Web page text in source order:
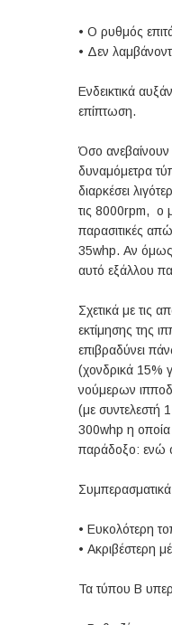
• Ο ρυθμός
• Δεν
Ενδεικτικά
επίπτωση.
Όσο ανεβαίνουν
δυναμόμετρα
διαρκέσει
τις 8000rpm, o
παρασιτικές
35whp. Αν όμως
αυτό εξάλλου
Σχετικά με τις
εκτίμησης της
επιβραδύνει
(χονδρικά 15%
νούμερων
(με συντελεστή
300whp η οποία
παράδοξο: ενώ
• Ευκολότερη
• Ακριβέστερη
Τα τύπου Β